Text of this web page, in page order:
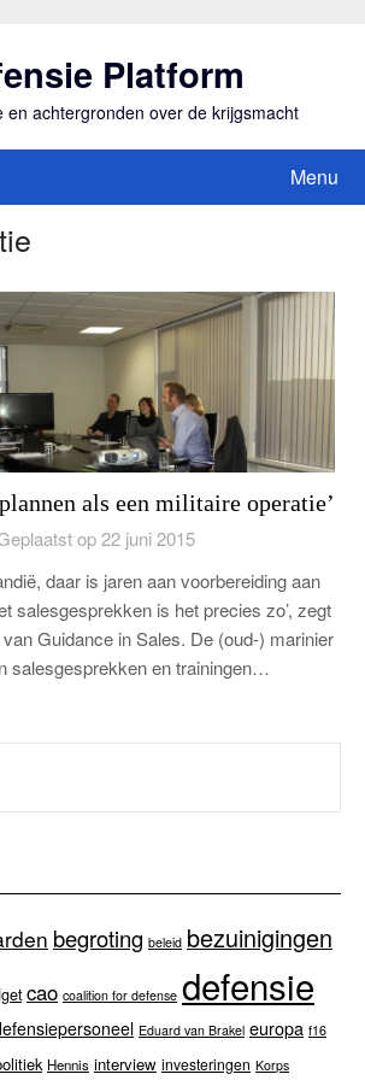
Platform
en achtergronden over de krijgsmacht
Menu
als een militaire operatie’
op 22 juni 2015
daar is jaren aan voorbereiding aan
salesgesprekken is het precies zo’, zegt
Guidance in Sales. De (oud-) marinier
salesgesprekken en trainingen…
begroting beleid bezuinigingen
cao coalition for defense defensie
Eduard van Brakel europa f16
Hennis interview investeringen Korps